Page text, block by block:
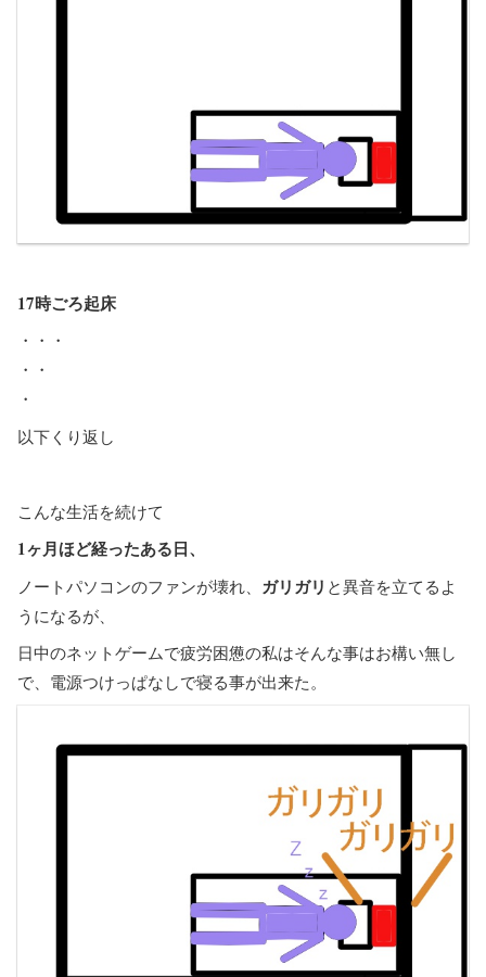
17時ごろ起床
・・・
・・
・
以下くり返し
こんな生活を続けて
1ヶ月ほど経ったある日、
ノートパソコンのファンが壊れ、 ガリガリ と異音を立てるよ
うになるが、
日中のネットゲームで疲労困憊の私はそんな事はお構い無し
で、電源つけっぱなしで寝る事が出来た。